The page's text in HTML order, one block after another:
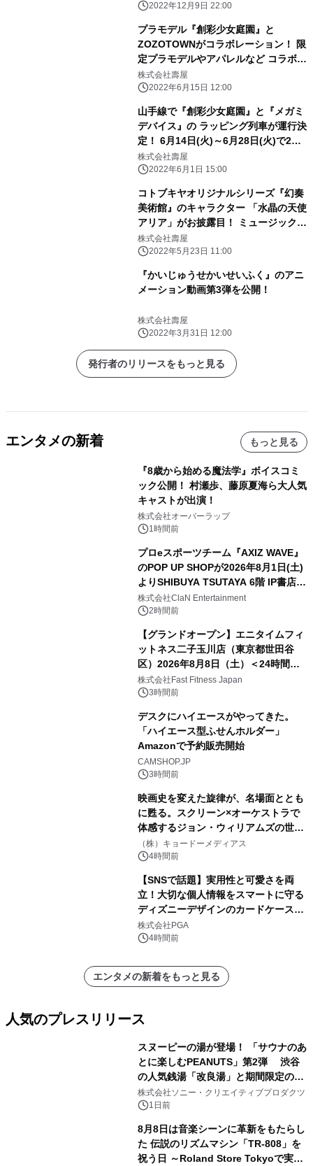
2022年12月9日 22:00
プラモデル『創彩少女庭園』と
ZOZOTOWNがコラボレーション！ 限
定プラモデルやアパレルなど コラボア
イテムを6月17日より販売開始
株式会社壽屋
2022年6月15日 12:00
山手線で『創彩少女庭園』と『メガミ
デバイス』の ラッピング列車が運行決
定！ 6月14日(火)～6月28日(火)で2編
成が オリジナルラッピングで走行予
定！
株式会社壽屋
2022年6月1日 15:00
コトブキヤオリジナルシリーズ『幻奏
美術館』のキャラクター 「水晶の天使
アリア」がお披露目！ ミュージックビ
デオやキャラクターボイスが公開され
るなど 最新情報が盛りだくさん！
株式会社壽屋
2022年5月23日 11:00
『かいじゅうせかいせいふく』のアニ
メーション動画第3弾を公開！
株式会社壽屋
2022年3月31日 12:00
発行者のリリースをもっと見る
エンタメの新着 もっと見る
『8歳から始める魔法学』ボイスコミ
ック公開！ 村瀬歩、藤原夏海ら大人気
キャストが出演！
株式会社オーバーラップ
1時間前
プロeスポーツチーム『AXIZ WAVE』
のPOP UP SHOPが2026年8月1日(土)
よりSHIBUYA TSUTAYA 6階 IP書店で
開催決定！！
株式会社ClaN Entertainment
2時間前
【グランドオープン】エニタイムフィ
ットネス二子玉川店（東京都世田谷
区）2026年8月8日（土）＜24時間年
中無休のフィットネスジム＞
株式会社Fast Fitness Japan
3時間前
デスクにハイエースがやってきた。
「ハイエース型ふせんホルダー」
Amazonで予約販売開始
CAMSHOP.JP
3時間前
映画史を変えた旋律が、名場面ととも
に甦る。スクリーン×オーケストラで
体感するジョン・ウィリアムズの世
界。ジョン・ウィリアムズ：シネマ・
スペクタキュラー・コンサート 開催決
（株）キョードーメディアス
4時間前
【SNSで話題】実用性と可愛さを両
立！大切な個人情報をスマートに守る
ディズニーデザインのカードケースを
株式会社PGAが8月7日発売
株式会社PGA
4時間前
エンタメの新着をもっと見る
人気のプレスリリース
スヌーピーの湯が登場！ 「サウナのあ
とに楽しむPEANUTS」第2弾 渋谷
の人気銭湯「改良湯」と期間限定のコ
ラボレーション サウナイキタイコラ
ボグッズも発売決定！
株式会社ソニー・クリエイティブプロダクツ
1日前
8月8日は音楽シーンに革新をもたらし
た 伝説のリズムマシン「TR-808」を
祝う日 ～Roland Store Tokyoで実機